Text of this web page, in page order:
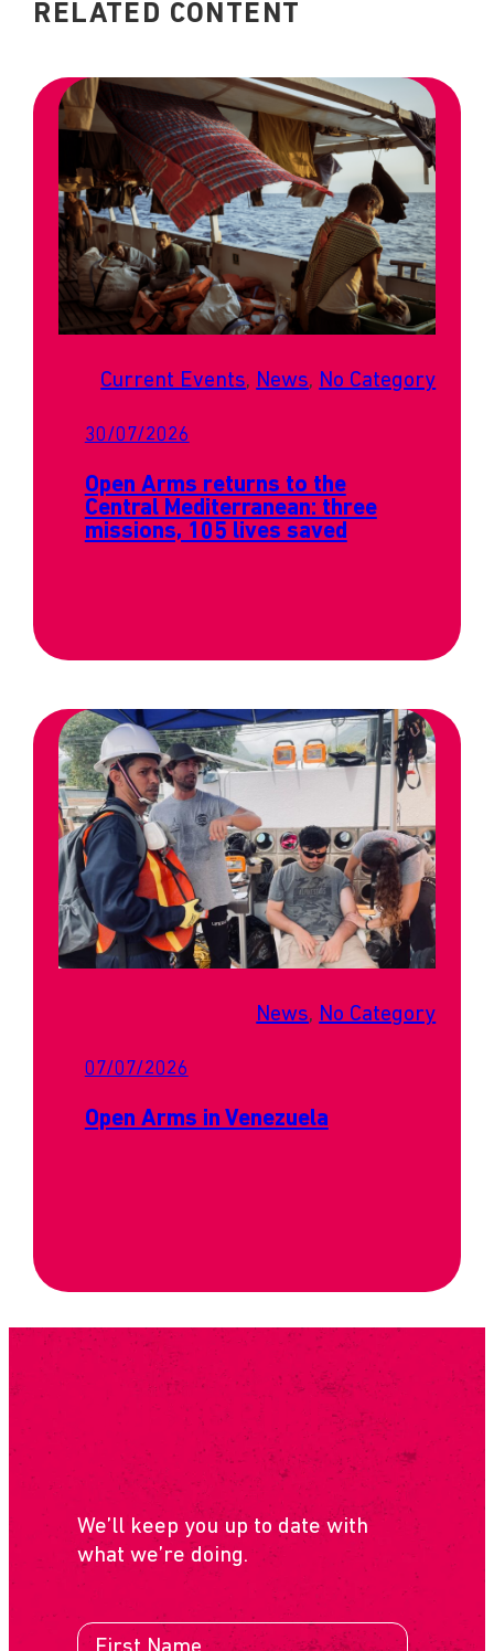
RELATED CONTENT
Current Events, News, No Category
30/07/2026
Open Arms returns to the
Central Mediterranean: three
missions, 105 lives saved
News, No Category
07/07/2026
Open Arms in Venezuela
SUBSCRIBE
We’ll keep you up to date with
what we’re doing.